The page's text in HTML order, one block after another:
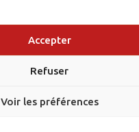
Accepter
Refuser
Voir les préférences